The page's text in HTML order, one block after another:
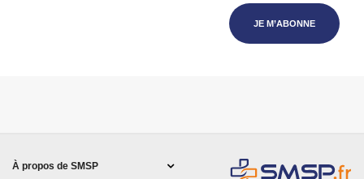
JE M’ABONNE
À propos de SMSP